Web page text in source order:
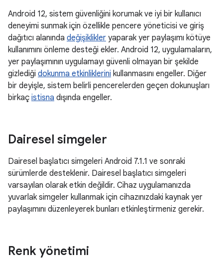
Android 12, sistem güvenliğini korumak ve iyi bir kullanıcı
deneyimi sunmak için özellikle pencere yöneticisi ve giriş
dağıtıcı alanında değişiklikler yaparak yer paylaşımı kötüye
kullanımını önleme desteği ekler. Android 12, uygulamaların,
yer paylaşımının uygulamayı güvenli olmayan bir şekilde
gizlediği dokunma etkinliklerini kullanmasını engeller. Diğer
bir deyişle, sistem belirli pencerelerden geçen dokunuşları
birkaç istisna dışında engeller.
Dairesel simgeler
Dairesel başlatıcı simgeleri Android 7.1.1 ve sonraki
sürümlerde desteklenir. Dairesel başlatıcı simgeleri
varsayılan olarak etkin değildir. Cihaz uygulamanızda
yuvarlak simgeler kullanmak için cihazınızdaki kaynak yer
paylaşımını düzenleyerek bunları etkinleştirmeniz gerekir.
Renk yönetimi